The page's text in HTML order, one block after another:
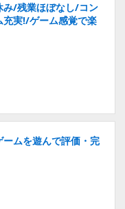
/残業ほぼなし/コン
充実!/ゲーム感覚で楽
ムを遊んで評価・完